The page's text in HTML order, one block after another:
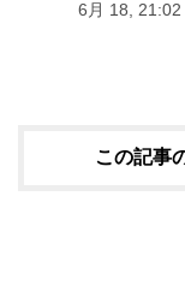
6月 18, 21:02
この記事